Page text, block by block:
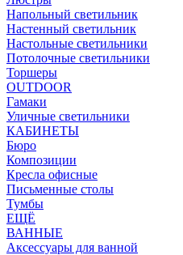
Напольный светильник
Настенный светильник
Настольные светильники
Потолочные светильники
Торшеры
OUTDOOR
Гамаки
Уличные светильники
КАБИНЕТЫ
Бюро
Композиции
Кресла офисные
Письменные столы
Тумбы
ЕЩЁ
ВАННЫЕ
Аксессуары для ванной